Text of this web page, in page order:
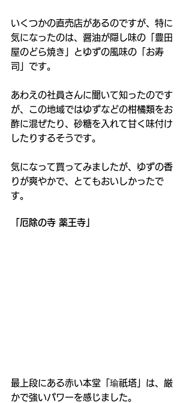
いくつかの直売店があるのですが、特に
気になったのは、醤油が隠し味の「豊田
屋のどら焼き」とゆずの風味の「お寿
司」です。
あわえの社員さんに聞いて知ったのです
が、この地域ではゆずなどの柑橘類をお
酢に混ぜたり、砂糖を入れて甘く味付け
したりするそうです。
気になって買ってみましたが、ゆずの香
りが爽やかで、とてもおいしかったで
す。
「厄除の寺 薬王寺」
最上段にある赤い本堂「瑜祇塔」は、厳
かで強いパワーを感じました。